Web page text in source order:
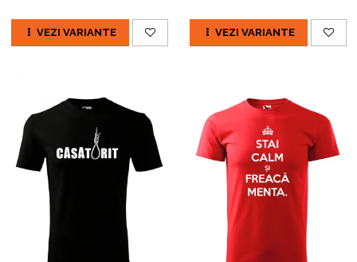
VEZI VARIANTE VEZI VARIANTE